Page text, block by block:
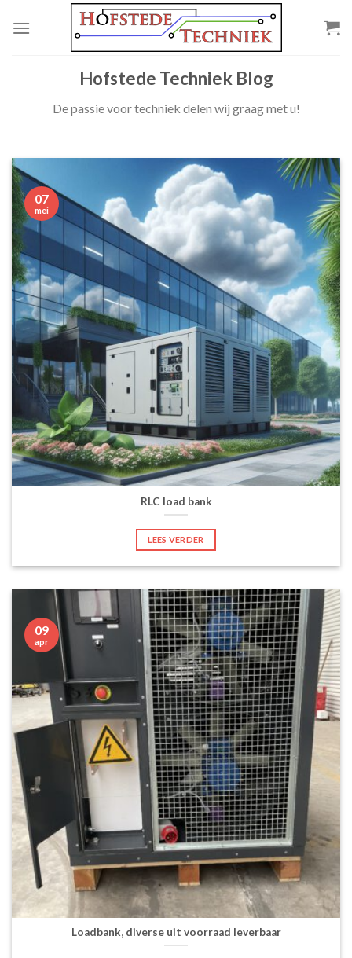
Hofstede Techniek Blog
De passie voor techniek delen wij graag met u!
RLC load bank
LEES VERDER
07
mei
Loadbank, diverse uit voorraad leverbaar
09
apr